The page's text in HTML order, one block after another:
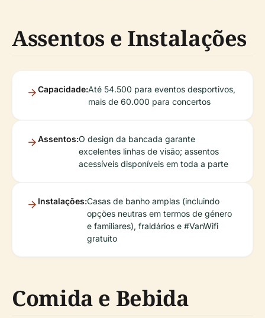
Assentos e Instalações
Capacidade:Até 54.500 para eventos desportivos,
mais de 60.000 para concertos
Assentos:O design da bancada garante
excelentes linhas de visão; assentos
acessíveis disponíveis em toda a parte
Instalações:Casas de banho amplas (incluindo
opções neutras em termos de género
e familiares), fraldários e #VanWifi
gratuito
Comida e Bebida